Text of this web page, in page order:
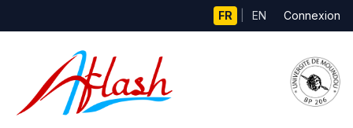
FR EN Connexion